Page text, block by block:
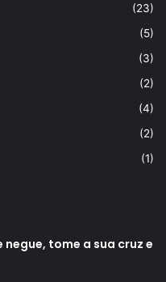
(23)
(5)
(3)
(2)
(4)
(2)
(1)
negue, tome a sua cruz e